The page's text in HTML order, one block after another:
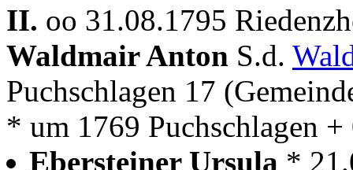
II. oo 31.08.1795
Waldmair Anton S.d.
Puchschlagen 17
* um 1769 Puchschlagen
Ebersteiner Ursula *